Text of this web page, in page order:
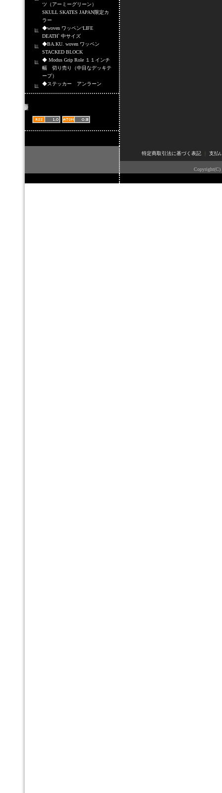
ツ（アーミーグリーン）
SKULL SKATES JAPAN限定カ
ラー
◆woven ワッペン‘LIFE
DEATH` 中サイズ
◆BA.KU. woven ワッペン
STACKED BLOCK
◆ Modus Grip Role １１インチ
幅 切り売り（中目なデッキテ
ープ）
◆ステッカー アンラーン
特定商取引法に基づく表記｜ 支払
Copyright(C)